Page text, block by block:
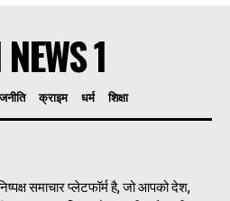
1
क्राइम धर्म शिक्षा
समाचार प्लेटफॉर्म है, जो आपको देश,